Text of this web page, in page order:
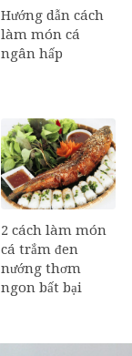
Hướng dẫn cách
làm món cá
ngân hấp
2 cách làm món
cá trắm đen
nướng thơm
ngon bất bại